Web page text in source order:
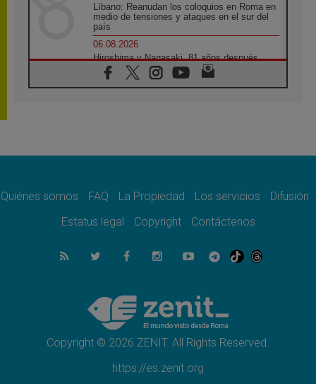
Líbano: Reanudan los coloquios en Roma en
medio de tensiones y ataques en el sur del
país
06.08.2026
Hiroshima y Nagasaki, 81 años después.
Comienzan "Diez Días Oración por la Paz"
06.08.2026
derriba los muros que separan
La Iglesia en Ceuta: caridad y esperanza
frente al drama migratorio
06.08.2026
La visita del Papa a Perú será un tiempo de
Cardenal Rossi: "La llegada del Papa León a
Argentina es un homenaje a Francisco"
Quiénes somos FAQ La Propiedad Los servicios
Difusión
Estatus legal
Copyright Contáctenos
Copyright © 2026 ZENIT. All Rights Reserved.
https://es.zenit.org